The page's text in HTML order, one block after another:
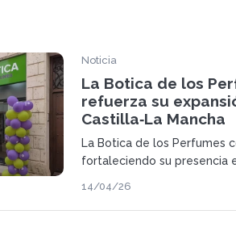
Noticia
La Botica de los
refuerza su
Castilla‑La Mancha
La Botica de los Perfumes
fortaleciendo su presencia
acompañamiento y el
14/04/26